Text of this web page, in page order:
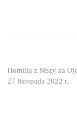
Nawigacja
Homilia z Mszy za
27 listopada 2022 r.